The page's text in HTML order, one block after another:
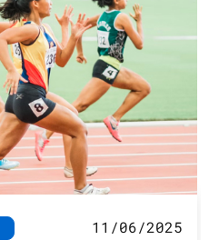
11/06/2025